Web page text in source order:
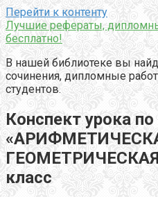
Перейти к контенту
Лучшие рефераты,
бесплатно!
В нашей библиотеке вы
сочинения, дипломные
студентов.
Конспект урока по
класс